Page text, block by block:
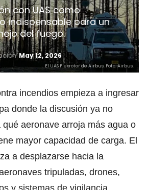
con UAS como
indispensable para un
del fuego.
May 12, 2026
El UAS Flexrotor de Airbus. Foto: Airbus.
incendios empieza a ingresar
donde la discusión ya no
aeronave arroja más agua o
mayor capacidad de carga. El
a desplazarse hacia la
tripuladas, drones,
y sistemas de vigilancia